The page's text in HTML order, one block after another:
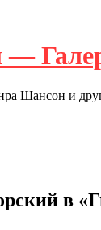
Шансон и
в